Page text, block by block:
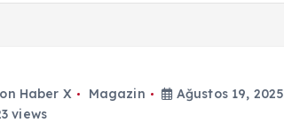
Haber X Magazin
Ağustos 19, 2025
views